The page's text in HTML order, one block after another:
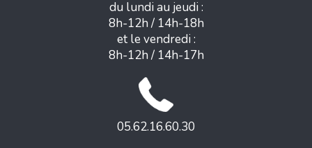
du lundi au jeudi :
8h-12h / 14h-18h
et le vendredi :
8h-12h / 14h-17h
05.62.16.60.30